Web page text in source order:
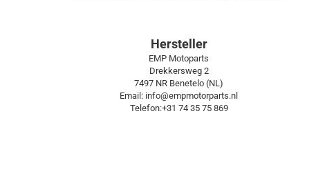
Hersteller
EMP Motoparts
Drekkersweg 2
7497 NR Benetelo (NL)
Email: info@empmotorparts.nl
Telefon:+31 74 35 75 869